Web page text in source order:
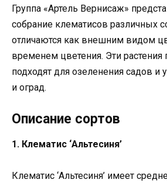
Группа «Артель Вернисаж»
собрание клематисов различных
отличаются как внешним видом
временем цветения. Эти растения
подходят для озеленения садов и
и оград.
Описание сортов
1. Клематис ‘Альтесиня’
Клематис ‘Альтесиня’ имеет